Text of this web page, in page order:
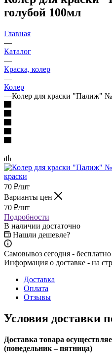
голубой 100мл
Главная
—
Каталог
—
Краска, колер
—
Колер
—Колер для краски "Палиж" №
70 ₽/шт
Варианты цен
70 ₽/шт
Подробности
В наличии достаточно
Нашли дешевле?
Самовывоз сегодня - бесплатно
Информация о доставке - на
Доставка
Оплата
Отзывы
Условия доставки
Доставка товара
(понедельник – пятница)